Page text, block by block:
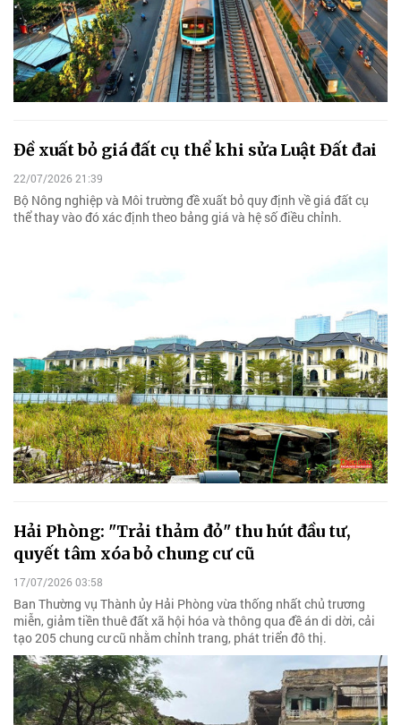
Đề xuất bỏ giá đất cụ thể khi sửa Luật Đất đai
22/07/2026 21:39
Bộ Nông nghiệp và Môi trường đề xuất bỏ quy định về giá đất cụ
thể thay vào đó xác định theo bảng giá và hệ số điều chỉnh.
Hải Phòng: "Trải thảm đỏ" thu hút đầu tư,
quyết tâm xóa bỏ chung cư cũ
17/07/2026 03:58
Ban Thường vụ Thành ủy Hải Phòng vừa thống nhất chủ trương
miễn, giảm tiền thuê đất xã hội hóa và thông qua đề án di dời, cải
tạo 205 chung cư cũ nhằm chỉnh trang, phát triển đô thị.